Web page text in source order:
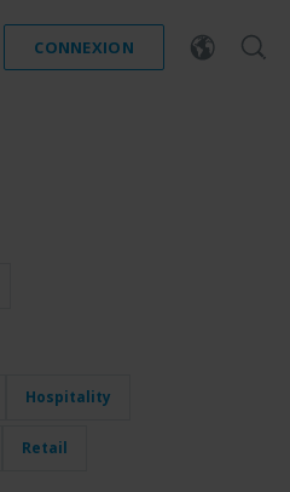
CONNEXION
Hospitality
Retail